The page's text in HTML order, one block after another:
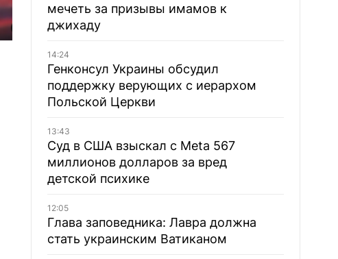
мечеть за призывы имамов к
джихаду
14:24
Генконсул Украины обсудил
поддержку верующих с иерархом
Польской Церкви
13:43
Суд в США взыскал с Meta 567
миллионов долларов за вред
детской психике
12:05
Глава заповедника: Лавра должна
стать украинским Ватиканом